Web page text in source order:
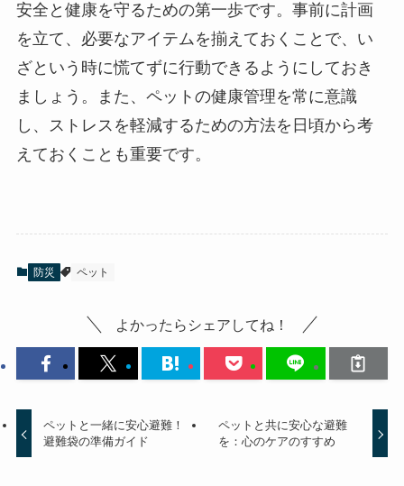
安全と健康を守るための第一歩です。事前に計画
を立て、必要なアイテムを揃えておくことで、い
ざという時に慌てずに行動できるようにしておき
ましょう。また、ペットの健康管理を常に意識
し、ストレスを軽減するための方法を日頃から考
えておくことも重要です。
防災 ペット
よかったらシェアしてね！
ペットと一緒に安心避難！
避難袋の準備ガイド
ペットと共に安心な避難
を：心のケアのすすめ